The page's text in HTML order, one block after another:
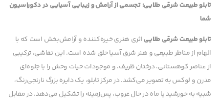
تابلو طبیعت شرقی طلایی: تجسمی از آرامش و زیبایی آسیایی در دکوراسیون
شما
تابلو طبیعت شرقی طلاییاثری هنری خیره‌کننده و آرامش‌بخش است که با
الهام از مناظر طبیعی و هنر شرق آسیا خلق شده است. این نقاشی، ترکیبی
از عناصر کوهستانی، درختان ظریف، و موجودات حیات وحش را با جلوه‌ای
مدرن و لوکس به تصویر می‌کشد. در مرکز تابلو، یک دایره بزرگ نارنجی‌رنگ،
شبیه به خورشید یا ماه در حال غروب، پس‌زمینه را تشکیل می‌دهد. در مقابل